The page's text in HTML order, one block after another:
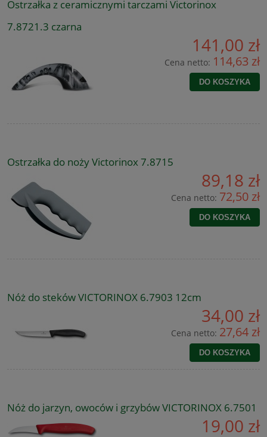
Ostrzałka z ceramicznymi tarczami Victorinox
7.8721.3 czarna
141,00 zł
Cena netto: 114,63 zł
DO KOSZYKA
Ostrzałka do noży Victorinox 7.8715
89,18 zł
Cena netto: 72,50 zł
DO KOSZYKA
Nóż do steków VICTORINOX 6.7903 12cm
34,00 zł
Cena netto: 27,64 zł
DO KOSZYKA
Nóż do jarzyn, owoców i grzybów VICTORINOX 6.7501
19,00 zł